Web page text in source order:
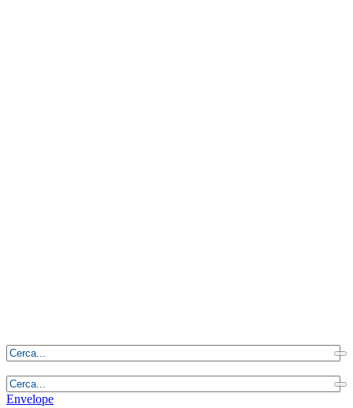
Envelope